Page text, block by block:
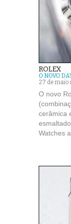
ROLEX
O NOVO
27 de maio
O novo
cerâmica
Watches